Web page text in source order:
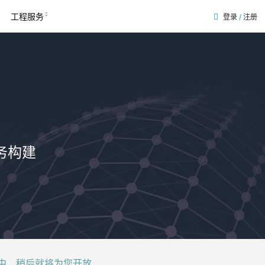
工程服务 登录 / 注册
构建